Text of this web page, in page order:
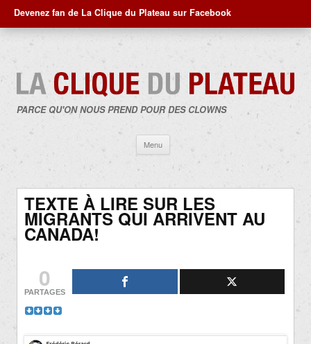
Devenez fan de La Clique du Plateau sur Facebook
PARCE QU'ON NOUS PREND POUR DES CLOWNS
Menu
contenu
TEXTE À LIRE SUR LES
MIGRANTS QUI ARRIVENT AU
CANADA!
0
PARTAGES